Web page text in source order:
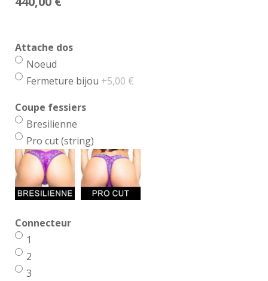
Attache dos
Noeud
Fermeture bijou +5,00 €
Coupe fessiers
Bresilienne
Pro cut (string)
Connecteur
1
2
3